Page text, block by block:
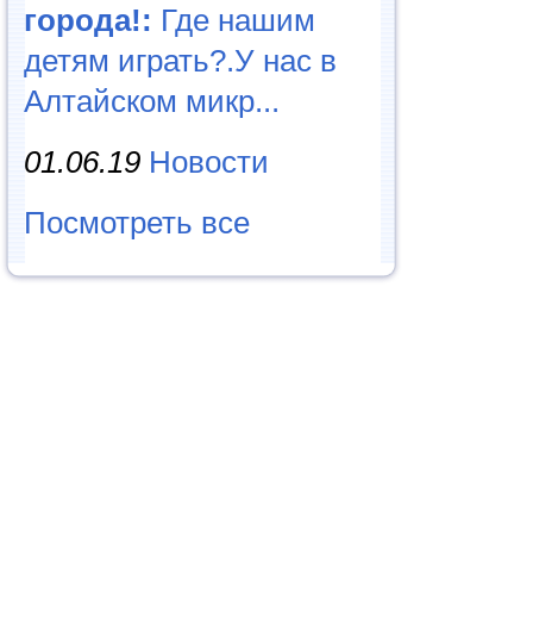
города!: Где нашим
детям играть?.У нас в
Алтайском микр...
01.06.19 Новости
Посмотреть все